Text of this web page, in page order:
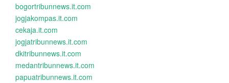
bogortribunnews.it.com
jogjakompas.it.com
cekaja.it.com
jogjatribunnews.it.com
dkitribunnews.it.com
medantribunnews.it.com
papuatribunnews.it.com